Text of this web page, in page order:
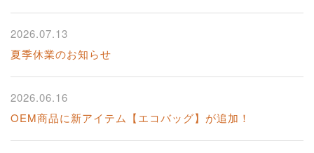
2026.07.13
夏季休業のお知らせ
2026.06.16
OEM商品に新アイテム【エコバッグ】が追加！